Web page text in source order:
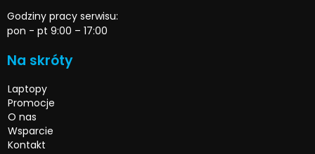
Godziny pracy serwisu:
pon - pt 9:00 – 17:00
Na skróty
Laptopy
Promocje
O nas
Wsparcie
Kontakt